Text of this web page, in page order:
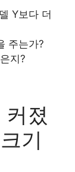
Y보다 더
주는가?
지?
졌
기